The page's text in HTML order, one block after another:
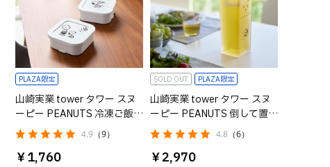
PLAZA限定
山崎実業 tower タワー スヌ
ーピー PEANUTS 冷凍ご飯容
器 2個セット
4.9 （9）
￥1,760
SOLD OUT PLAZA限定
山崎実業 tower タワー スヌ
ーピー PEANUTS 倒して置け
る冷水筒 ティーバッグ入れ
付き
4.8 （6）
￥2,970